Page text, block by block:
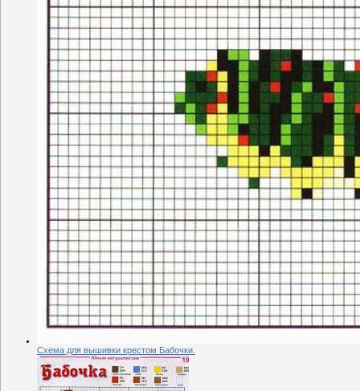
Схема для вышивки крестом Бабочки.